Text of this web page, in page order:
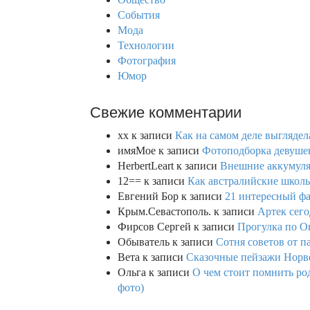
События
Мода
Технологии
Фотография
Юмор
Свежие комментарии
xx к записи Как на самом деле
имяМое к записи Фотоподборка
HerbertLeart к записи Внешние
12== к записи Как австралийские
Евгений Бор к записи 21 интересный
Крым.Севастополь. к записи Артек
Фирсов Сергей к записи Прогулка по
Обыватель к записи Сотня советов от
Вета к записи Сказочные пейзажи
Ольга к записи О чем стоит помнить
фото)